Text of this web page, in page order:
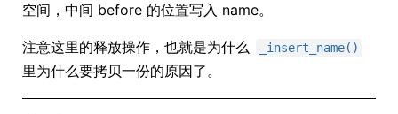
空间，中间 before 的位置写入 name。
注意这里的释放操作，也就是为什么 _insert_name()
里为什么要拷贝一份的原因了。